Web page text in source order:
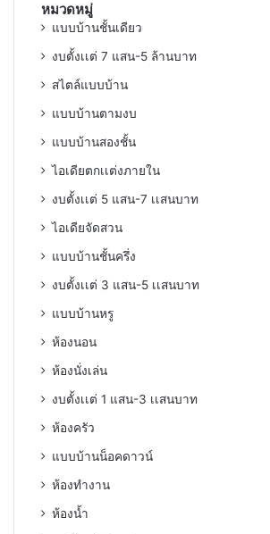
หมวดหมู่
แบบบ้านชั้นเดียว
งบตั้งเเต่ 7 แสน-5 ล้านบาท
สไตล์แบบบ้าน
แบบบ้านตามงบ
แบบบ้านสองชั้น
ไอเดียตกเเต่งภายใน
งบตั้งเเต่ 5 แสน-7 เเสนบาท
ไอเดียจัดสวน
แบบบ้านชั้นครึ่ง
งบตั้งเเต่ 3 แสน-5 เเสนบาท
แบบบ้านหรู
ห้องนอน
ห้องนั่งเล่น
งบตั้งเเต่ 1 แสน-3 เเสนบาท
ห้องครัว
แบบบ้านน็อคดาวน์
ห้องทำงาน
ห้องน้ำ